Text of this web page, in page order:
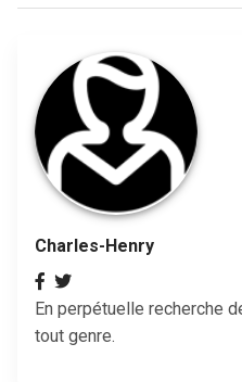
Charles-Henry
En perpétuelle recherche
tout genre.